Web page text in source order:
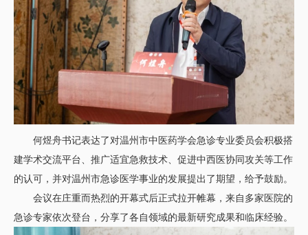
何煜舟书记表达了对温州市中医药学会急诊专业委员会积极搭
建学术交流平台、推广适宜急救技术、促进中西医协同攻关等工作
的认可，并对温州市急诊医学事业的发展提出了期望，给予鼓励。
会议在庄重而热烈的开幕式后正式拉开帷幕，来自多家医院的
急诊专家依次登台，分享了各自领域的最新研究成果和临床经验。